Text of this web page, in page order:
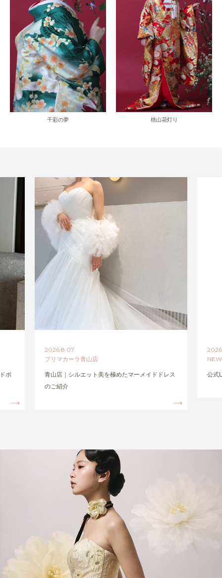
千彩の夢 桃山花灯り
ボ
2026.8.07
プリマカーラ青山店
青山店｜シルエット美を極めたマーメイドドレス
のご紹介
公式